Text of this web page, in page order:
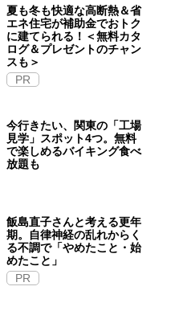
夏も冬も快適な高断熱＆省
エネ住宅が補助金でおトク
に建てられる！＜無料カタ
ログ＆プレゼントのチャン
スも＞
PR
今行きたい、関東の「工場
見学」スポット4つ。無料
で楽しめるバイキング食べ
放題も
飯島直子さんと考える更年
期。自律神経の乱れからく
る不調で「やめたこと・始
めたこと」
PR